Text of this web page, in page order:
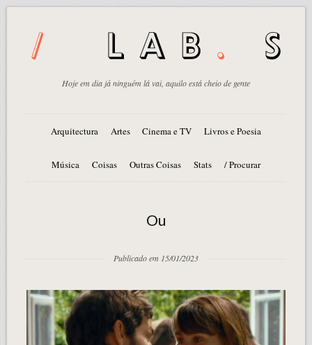
Hoje em dia já ninguém lá vai, aquilo está cheio de gente
Arquitectura Artes Cinema e TV Livros e Poesia
Música Coisas Outras Coisas Stats / Procurar
Ou
Publicado em 15/01/2023